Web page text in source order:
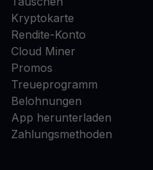
Kryptokarte
Rendite-Konto
Cloud Miner
Promos
Treueprogramm
Belohnungen
App herunterladen
Zahlungsmethoden